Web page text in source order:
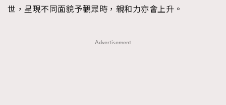
世，呈現不同面貌予觀眾時，親和力亦會上升。
Advertisement